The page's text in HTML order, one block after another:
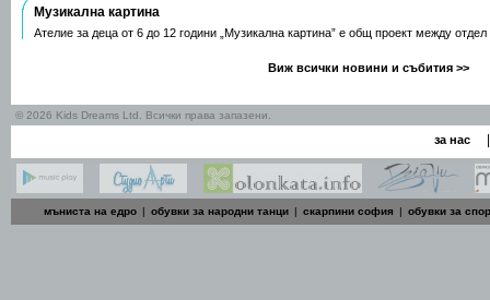
Музикална картина
Ателие за деца от 6 до 12 години „Музикална картина” е общ проект между отдел
Виж всички новини и събития >>
© 2026 Kids Dreams Ltd. Всички права запазени.
за нас |
мъниста на едро | обувки за народни танци | скарпини софия | обувки за